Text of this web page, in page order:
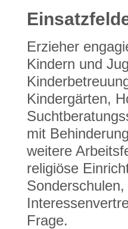
Erzieher
Kindern und
Kindergärten,
mit
weitere
religiöse
Frage.